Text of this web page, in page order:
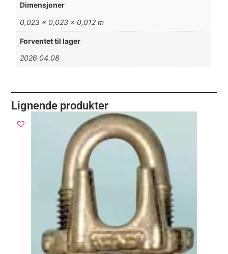
Dimensjoner
0,023 × 0,023 × 0,012 m
Forventet til lager
2026.04.08
Lignende produkter